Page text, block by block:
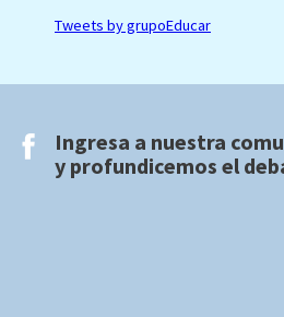
Tweets by grupoEducar
Ingresa a nuestra
y profundicemos el